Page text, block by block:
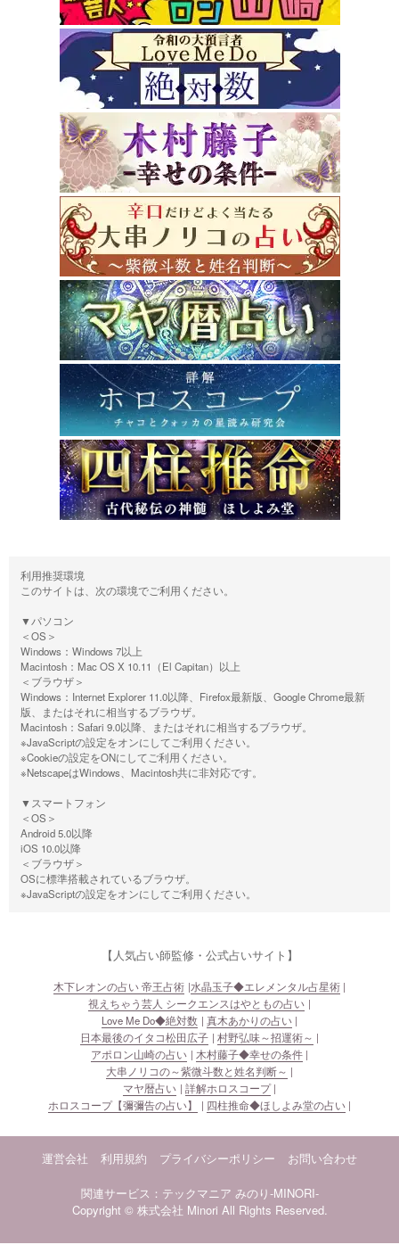
利用推奨環境
このサイトは、次の環境でご利用ください。
▼パソコン
＜OS＞
Windows：Windows 7以上
Macintosh：Mac OS X 10.11（El Capitan）以上
＜ブラウザ＞
Windows：Internet Explorer 11.0以降、Firefox最新版、Google Chrome最新
版、またはそれに相当するブラウザ。
Macintosh：Safari 9.0以降、またはそれに相当するブラウザ。
※JavaScriptの設定をオンにしてご利用ください。
※Cookieの設定をONにしてご利用ください。
※NetscapeはWindows、Macintosh共に非対応です。
▼スマートフォン
＜OS＞
Android 5.0以降
iOS 10.0以降
＜ブラウザ＞
OSに標準搭載されているブラウザ。
※JavaScriptの設定をオンにしてご利用ください。
【人気占い師監修・公式占いサイト】
木下レオンの占い 帝王占術 水晶玉子◆エレメンタル占星術
視えちゃう芸人 シークエンスはやともの占い
Love Me Do◆絶対数
真木あかりの占い
日本最後のイタコ松田広子
村野弘味～招運術～
アポロン山崎の占い
木村藤子◆幸せの条件
大串ノリコの～紫微斗数と姓名判断～
マヤ暦占い
詳解ホロスコープ
ホロスコープ【彌彌告の占い】
四柱推命◆ほしよみ堂の占い
運営会社 利用規約 プライバシーポリシー お問い合わせ
関連サービス：テックマニア みのり-MINORI-
Copyright © 株式会社 Minori All Rights Reserved.